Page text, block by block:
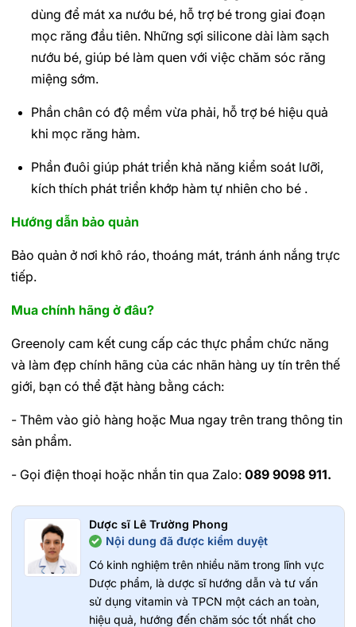
dùng để mát xa nướu bé, hỗ trợ bé trong giai đoạn
mọc răng đầu tiên. Những sợi silicone dài làm sạch
nướu bé, giúp bé làm quen với việc chăm sóc răng
miệng sớm.
Phần chân có độ mềm vừa phải, hỗ trợ bé hiệu quả
khi mọc răng hàm.
Phần đuôi giúp phát triển khả năng kiểm soát lưỡi,
kích thích phát triển khớp hàm tự nhiên cho bé .
Hướng dẫn bảo quản
Bảo quản ở nơi khô ráo, thoáng mát, tránh ánh nắng trực
tiếp.
Mua chính hãng ở đâu?
Greenoly cam kết cung cấp các thực phẩm chức năng
và làm đẹp chính hãng của các nhãn hàng uy tín trên thế
giới, bạn có thể đặt hàng bằng cách:
- Thêm vào giỏ hàng hoặc Mua ngay trên trang thông tin
sản phẩm.
- Gọi điện thoại hoặc nhắn tin qua Zalo: 089 9098 911.
Dược sĩ Lê Trường Phong
Nội dung đã được kiểm duyệt
Có kinh nghiệm trên nhiều năm trong lĩnh vực
Dược phẩm, là dược sĩ hướng dẫn và tư vấn
sử dụng vitamin và TPCN một cách an toàn,
hiệu quả, hướng đến chăm sóc tốt nhất cho